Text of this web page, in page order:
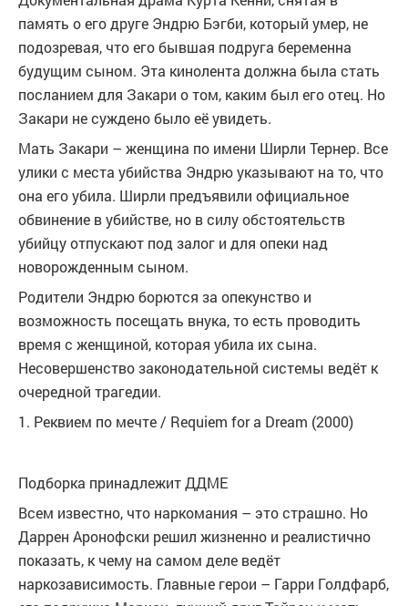
память о его друге Эндрю Бэгби, который умер, не
подозревая, что его бывшая подруга беременна
будущим сыном. Эта кинолента должна была стать
посланием для Закари о том, каким был его отец. Но
Закари не суждено было её увидеть.
Мать Закари – женщина по имени Ширли Тернер. Все
улики с места убийства Эндрю указывают на то, что
она его убила. Ширли предъявили официальное
обвинение в убийстве, но в силу обстоятельств
убийцу отпускают под залог и для опеки над
новорожденным сыном.
Родители Эндрю борются за опекунство и
возможность посещать внука, то есть проводить
время с женщиной, которая убила их сына.
Несовершенство законодательной системы ведёт к
очередной трагедии.
1. Реквием по мечте / Requiem for a Dream (2000)
Подборка принадлежит ДДМЕ
Всем известно, что наркомания – это страшно. Но
Даррен Аронофски решил жизненно и реалистично
показать, к чему на самом деле ведёт
наркозависимость. Главные герои – Гарри Голдфарб,